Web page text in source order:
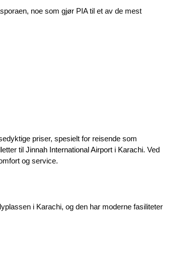
noe som gjør PIA til et av de mest
priser, spesielt for reisende som
til Jinnah International Airport i Karachi. Ved
og service.
i Karachi, og den har moderne fasiliteter